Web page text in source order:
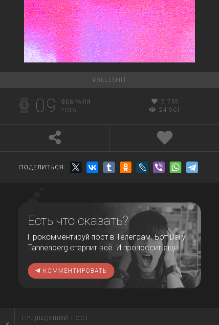
# BULLSHIT
09
ФЕВРАЛЯ
2018
2 735
24 961
ПОДЕЛИТЬСЯ:
Есть что сказать?
Прокомментируй пост в Телеграм. Бот Daily
Tannenberg стерпит всё. И пропросит ещё.
КОММЕНТИРОВАТЬ
ПРЕДЫДУЩИЙ ПОСТ